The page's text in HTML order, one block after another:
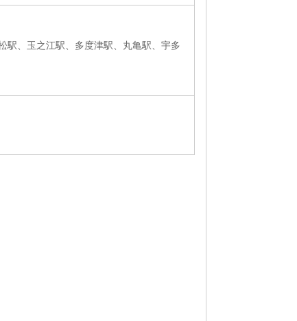
駅、玉之江駅、多度津駅、丸亀駅、宇多